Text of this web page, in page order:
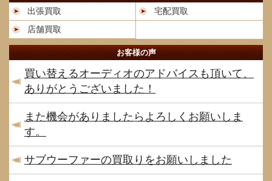
出張買取
宅配買取
店舗買取
お客様の声
買い替えるオーディオのアドバイスも頂いて、
ありがとうございました！
また機会がありましたらよろしくお願いしま
す。
サブウーファーの買取りをお願いしました